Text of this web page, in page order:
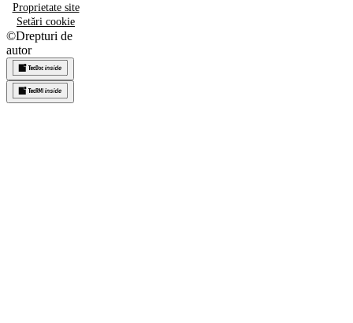
Proprietate site
Setări cookie
©Drepturi de
autor